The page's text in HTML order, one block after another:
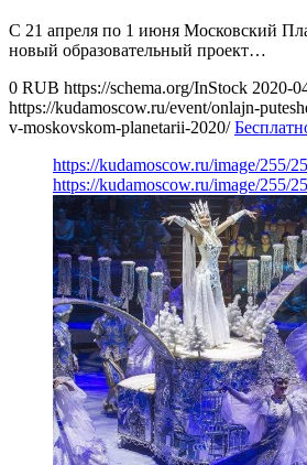
С 21 апреля по 1 июня Московский
новый образовательный проект…
0 RUB https://schema.org/InStock 2020-
https://kudamoscow.ru/event/onlajn-
v-moskovskom-planetarii-2020/
https://kudamoscow.ru/image/255/
https://kudamoscow.ru/image/255/